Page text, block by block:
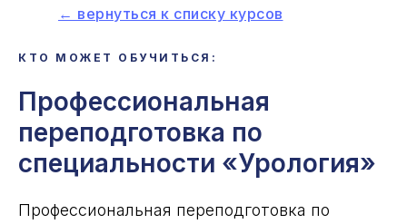
← вернуться к списку курсов
КТО МОЖЕТ ОБУЧИТЬСЯ:
Профессиональная
переподготовка по
специальности «Урология»
Профессиональная переподготовка по